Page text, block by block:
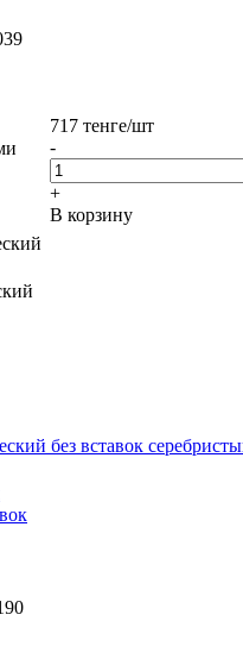
717 тенге/шт
-
+
В корзину
без вставок